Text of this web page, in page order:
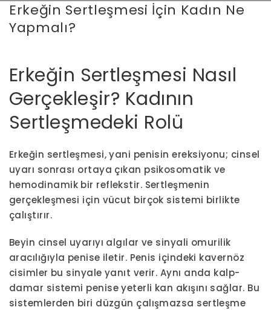
Erkeğin Sertleşmesi İçin Kadın Ne
Yapmalı?
Erkeğin Sertleşmesi Nasıl
Gerçekleşir? Kadının
Sertleşmedeki Rolü
Erkeğin sertleşmesi, yani penisin ereksiyonu; cinsel
uyarı sonrası ortaya çıkan psikosomatik ve
hemodinamik bir reflekstir. Sertleşmenin
gerçekleşmesi için vücut birçok sistemi birlikte
çalıştırır.
Beyin cinsel uyarıyı algılar ve sinyali omurilik
aracılığıyla penise iletir. Penis içindeki kavernöz
cisimler bu sinyale yanıt verir. Aynı anda kalp-
damar sistemi penise yeterli kan akışını sağlar. Bu
sistemlerden biri düzgün çalışmazsa sertleşme